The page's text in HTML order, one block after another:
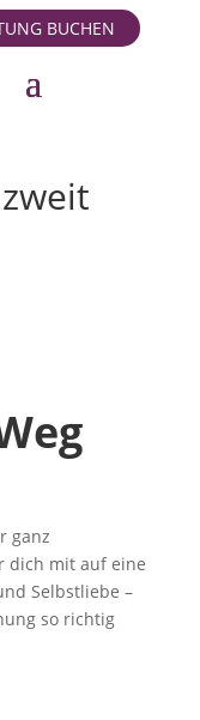
BUCHEN
ganz
dich mit auf eine
Selbstliebe –
so richtig